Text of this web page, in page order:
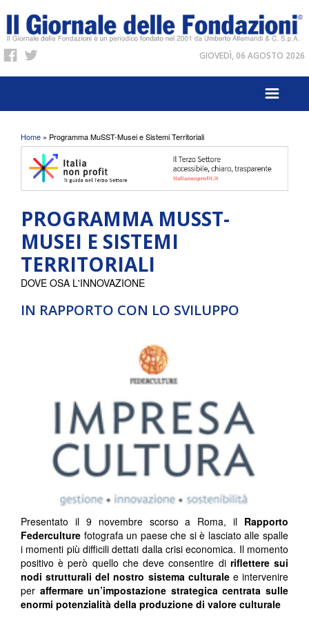
GIOVEDÌ, 06 AGOSTO 2026
Tu sei qui
Home » Programma MuSST-Musei e Sistemi Territoriali
PROGRAMMA MUSST-
MUSEI E SISTEMI
TERRITORIALI
IN RAPPORTO CON LO SVILUPPO
DOVE OSA L'INNOVAZIONE
Presentato il 9 novembre scorso a Roma, il Rapporto
Federculture fotografa un paese che si è lasciato alle spalle
i momenti più difficili dettati dalla crisi economica. Il momento
positivo è però quello che deve consentire di riflettere sui
nodi strutturali del nostro sistema culturalee intervenire
per affermare un’impostazione strategica centrata sulle
enormi potenzialità della produzione di valore culturale